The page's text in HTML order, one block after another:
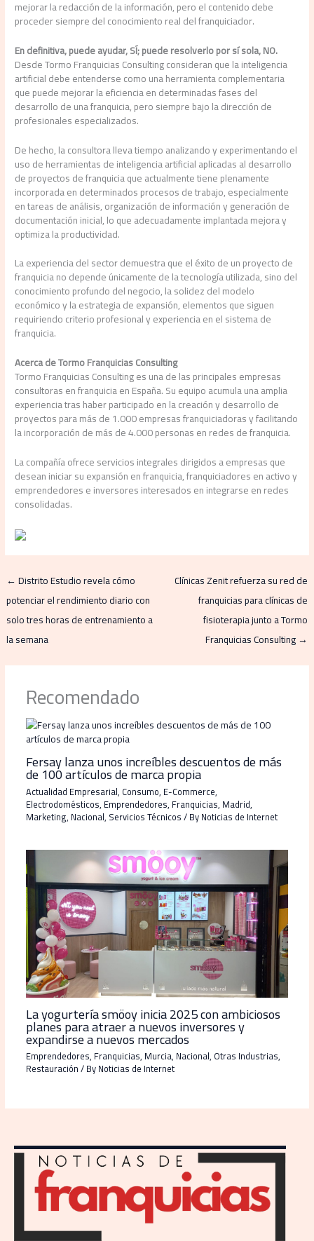
mejorar la redacción de la información, pero el contenido debe
proceder siempre del conocimiento real del franquiciador.
En definitiva, puede ayudar, SÍ; puede resolverlo por sí sola, NO.
Desde Tormo Franquicias Consulting consideran que la inteligencia
artificial debe entenderse como una herramienta complementaria
que puede mejorar la eficiencia en determinadas fases del
desarrollo de una franquicia, pero siempre bajo la dirección de
profesionales especializados.
De hecho, la consultora lleva tiempo analizando y experimentando el
uso de herramientas de inteligencia artificial aplicadas al desarrollo
de proyectos de franquicia que actualmente tiene plenamente
incorporada en determinados procesos de trabajo, especialmente
en tareas de análisis, organización de información y generación de
documentación inicial, lo que adecuadamente implantada mejora y
optimiza la productividad.
La experiencia del sector demuestra que el éxito de un proyecto de
franquicia no depende únicamente de la tecnología utilizada, sino del
conocimiento profundo del negocio, la solidez del modelo
económico y la estrategia de expansión, elementos que siguen
requiriendo criterio profesional y experiencia en el sistema de
franquicia.
Acerca de Tormo Franquicias Consulting
Tormo Franquicias Consulting es una de las principales empresas
consultoras en franquicia en España. Su equipo acumula una amplia
experiencia tras haber participado en la creación y desarrollo de
proyectos para más de 1.000 empresas franquiciadoras y facilitando
la incorporación de más de 4.000 personas en redes de franquicia.
La compañía ofrece servicios integrales dirigidos a empresas que
desean iniciar su expansión en franquicia, franquiciadores en activo y
emprendedores e inversores interesados en integrarse en redes
consolidadas.
←Distrito Estudio revela cómo
potenciar el rendimiento diario con
solo tres horas de entrenamiento a
la semana
Clínicas Zenit refuerza su red de
franquicias para clínicas de
fisioterapia junto a Tormo
Franquicias Consulting→
Recomendado
Fersay lanza unos increíbles descuentos de más
de 100 artículos de marca propia
Actualidad Empresarial, Consumo, E-Commerce,
Electrodomésticos, Emprendedores, Franquicias, Madrid,
Marketing, Nacional, Servicios Técnicos/ ByNoticias de Internet
La yogurtería smöoy inicia 2025 con ambiciosos
planes para atraer a nuevos inversores y
expandirse a nuevos mercados
Emprendedores, Franquicias, Murcia, Nacional, Otras Industrias,
Restauración/ ByNoticias de Internet